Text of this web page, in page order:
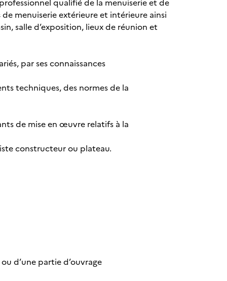
qualifié de la menuiserie et de
menuiserie extérieure et intérieure ainsi
salle d’exposition, lieux de réunion et
par ses connaissances
techniques, des normes de la
de mise en œuvre relatifs à la
constructeur ou plateau.
d’une partie d’ouvrage